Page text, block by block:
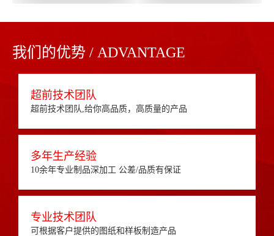
我们的优势 / ADVANTAGE
超前技术团队
超前技术团队,给你高品质，高质量的产品
多年生产经验
10余年专业制品深加工 公差/品质有保证
专业技术团队
可根据客户提供的图纸和样板制造产品